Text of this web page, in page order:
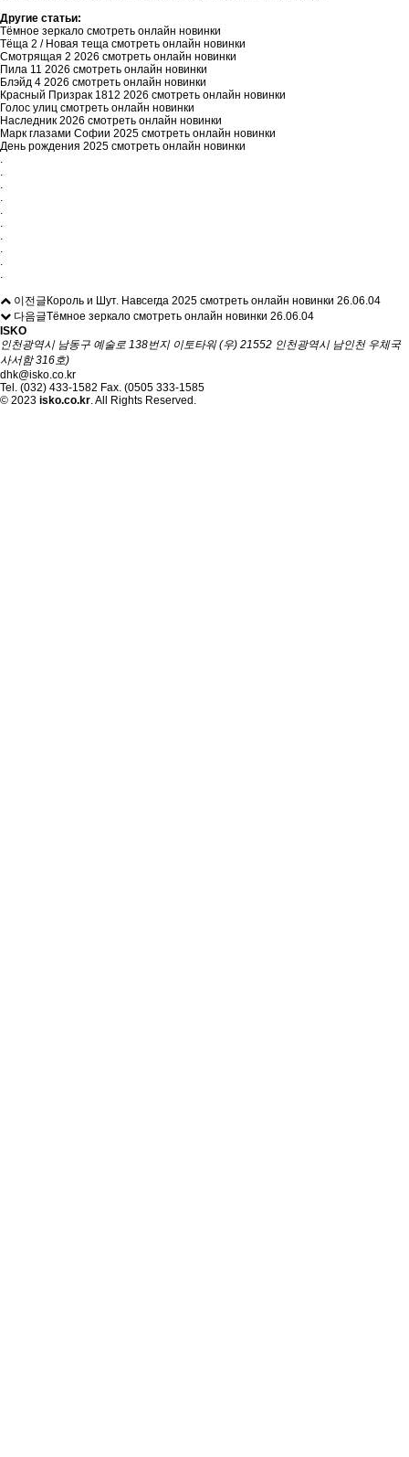
Другие статьи:
Тёмное зеркало смотреть онлайн новинки
Тёща 2 / Новая теща смотреть онлайн новинки
Смотрящая 2 2026 смотреть онлайн новинки
Пила 11 2026 смотреть онлайн новинки
Блэйд 4 2026 смотреть онлайн новинки
Красный Призрак 1812 2026 смотреть онлайн новинки
Голос улиц смотреть онлайн новинки
Наследник 2026 смотреть онлайн новинки
Марк глазами Софии 2025 смотреть онлайн новинки
День рождения 2025 смотреть онлайн новинки
.
.
.
.
.
.
.
.
.
.
이전글 Король и Шут. Навсегда 2025 смотреть онлайн новинки 26.06.04
다음글Тёмное зеркало смотреть онлайн новинки 26.06.04
ISKO
인천광역시 남동구 예술로 138번지 이토타워 (우) 21552 인천광역시 남인천 우체국
사서함 316호)
dhk@isko.co.kr
Tel. (032) 433-1582 Fax. (0505 333-1585
© 2023 isko.co.kr. All Rights Reserved.